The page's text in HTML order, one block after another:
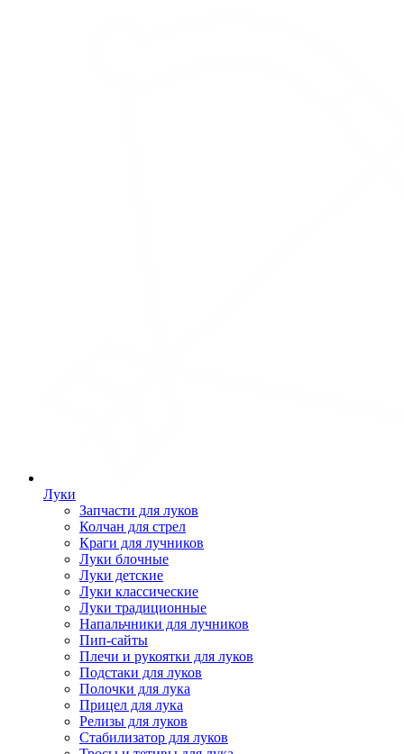
Луки
Запчасти для луков
Колчан для стрел
Краги для лучников
Луки блочные
Луки детские
Луки классические
Луки традиционные
Напальчники для лучников
Пип-сайты
Плечи и рукоятки для луков
Подстаки для луков
Полочки для лука
Прицел для лука
Релизы для луков
Стабилизатор для луков